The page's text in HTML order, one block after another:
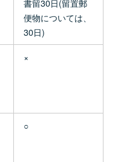
書留30日(留置郵
便物については、
30日)
×
○